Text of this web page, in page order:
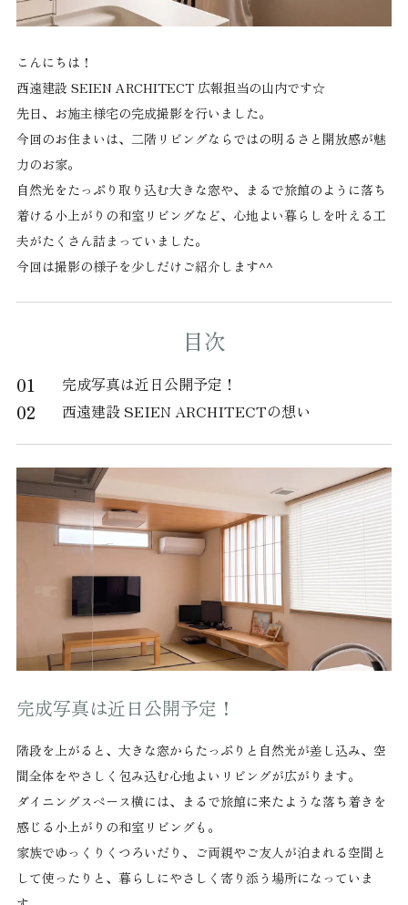
こんにちは！
西遠建設 SEIEN ARCHITECT 広報担当の山内です☆
先日、お施主様宅の完成撮影を行いました。
今回のお住まいは、二階リビングならではの明るさと開放感が魅
力のお家。
自然光をたっぷり取り込む大きな窓や、まるで旅館のように落ち
着ける小上がりの和室リビングなど、心地よい暮らしを叶える工
夫がたくさん詰まっていました。
今回は撮影の様子を少しだけご紹介します^^
目次
01 完成写真は近日公開予定！
02 西遠建設 SEIEN ARCHITECTの想い
完成写真は近日公開予定！
階段を上がると、大きな窓からたっぷりと自然光が差し込み、空
間全体をやさしく包み込む心地よいリビングが広がります。
ダイニングスペース横には、まるで旅館に来たような落ち着きを
感じる小上がりの和室リビングも。
家族でゆっくりくつろいだり、ご両親やご友人が泊まれる空間と
して使ったりと、暮らしにやさしく寄り添う場所になっていま